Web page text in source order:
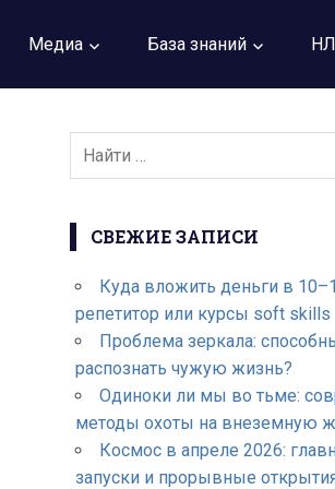
Медиа База знаний
СВЕЖИЕ ЗАПИСИ
Куда вложить деньги в
репетитор или курсы soft skills
Проблема зеркала:
распознать чужую жизнь?
Одиноки ли мы во тьме:
методы охоты на внеземную
Космос в апреле 2026:
запуски и прорывные